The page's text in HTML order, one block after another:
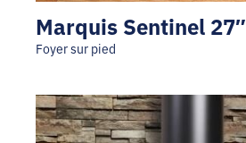
Marquis Sentinel 27″
Foyer sur pied